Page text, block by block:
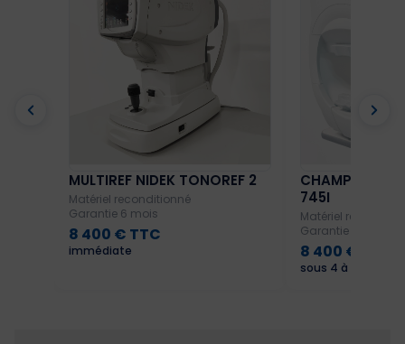
MULTIREF NIDEK TONOREF 2
Matériel reconditionné
Garantie 6 mois
8 400 € TTC
immédiate
CHAMP VISUEL
745I
Matériel
Garantie 12 mois
8 400 € TTC
sous 4 à 6